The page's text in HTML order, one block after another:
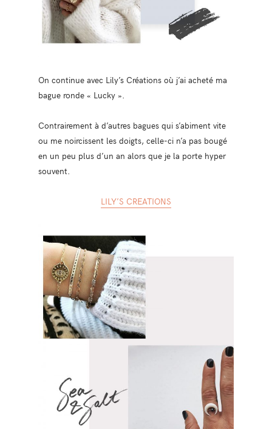
On continue avec Lily’s Créations où j’ai acheté ma
bague ronde « Lucky ».
Contrairement à d’autres bagues qui s’abiment vite
ou me noircissent les doigts, celle-ci n’a pas bougé
en un peu plus d’un an alors que je la porte hyper
souvent.
LILY’S CREATIONS